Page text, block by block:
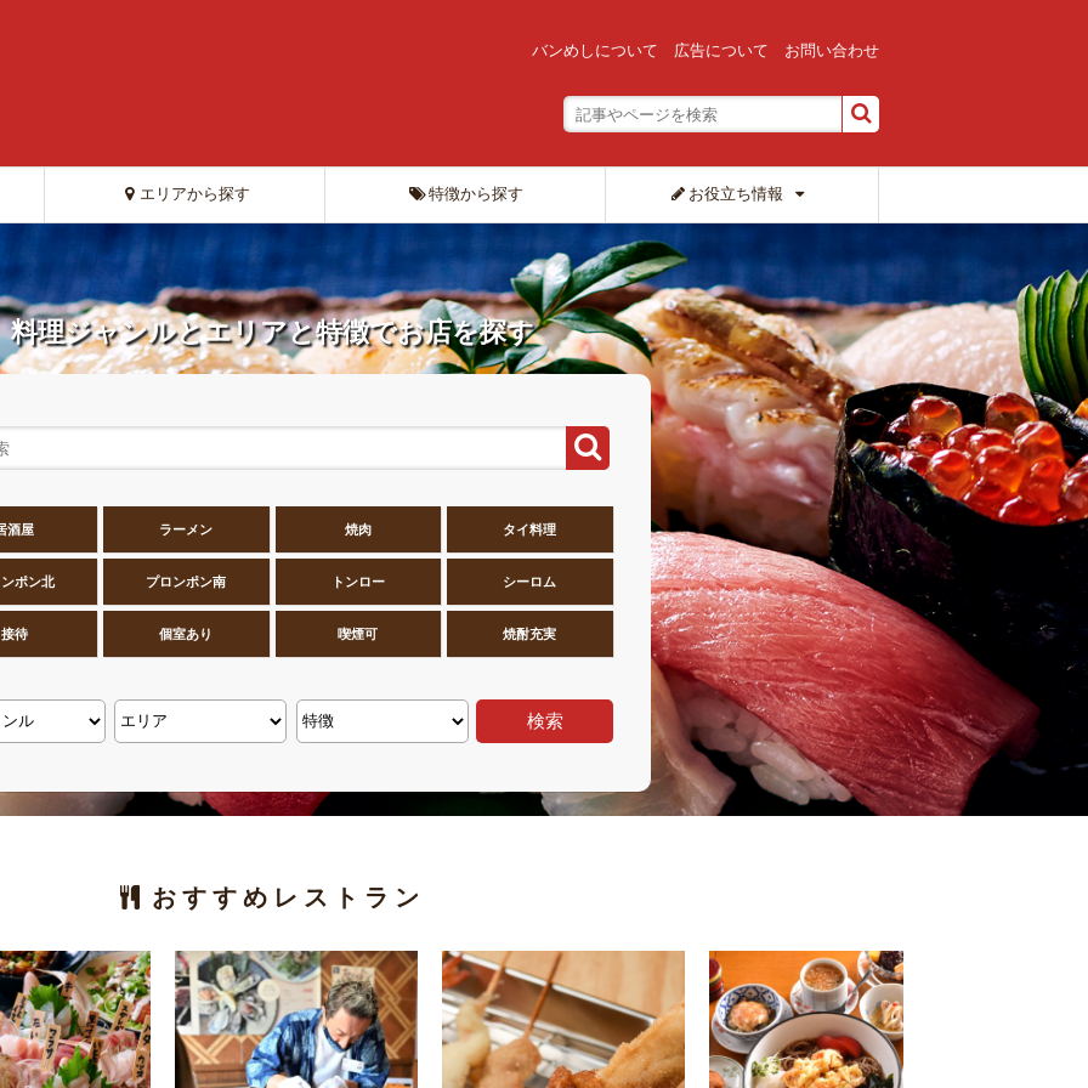
バンめしについて 広告について お問い合わせ
エリアから探す 特徴から探す お役立ち情報
料理ジャンルとエリアと特徴でお店を探す
酒屋 ラーメン 焼肉 タイ料理
ポン北 プロンポン南 トンロー シーロム
接待 個室あり 喫煙可 焼酎充実
検索
おすすめレストラン